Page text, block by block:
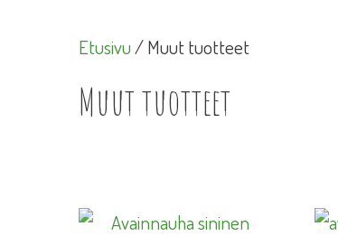
Etusivu/ Muut tuotteet
Muut tuotteet